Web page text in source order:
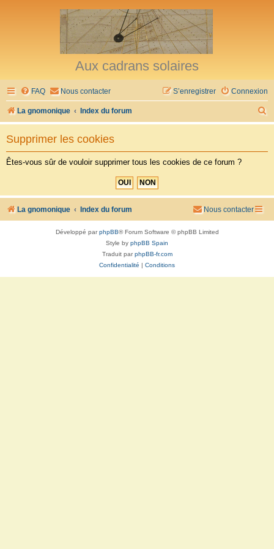
Aux cadrans solaires
FAQ Nous contacter Connexion
S’enregistrer
La gnomonique Index du forum
e
h
Supprimer les cookies
Êtes-vous sûr de vouloir supprimer tous les cookies de ce forum ?
La gnomonique Index du forum Nous contacter
Développé parphpBB® Forum Software © phpBB Limited
Style by phpBB Spain
Traduit parphpBB-fr.com
Confidentialité | Conditions